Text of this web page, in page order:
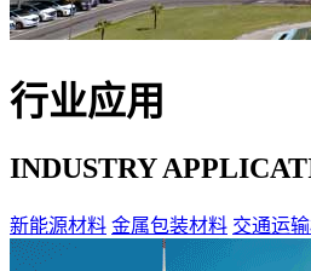
行业应用
INDUSTRY
新能源材料 金属包装材料 交通运